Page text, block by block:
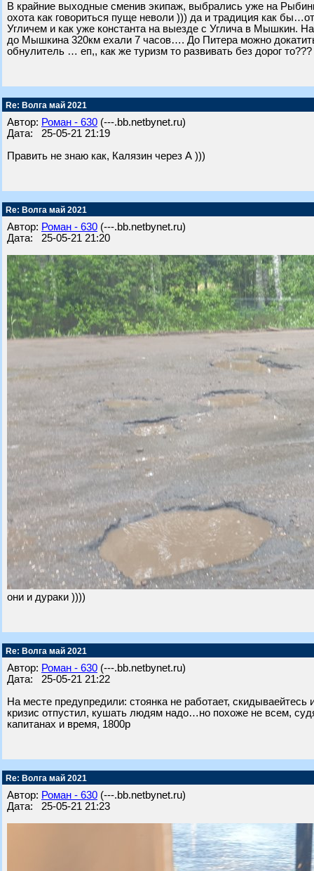
В крайние выходные сменив экипаж, выбрались уже на
охота как говориться пуще неволи ))) да и традиция как
Угличем и как уже константа на выезде с Углича в Мышкин.
до Мышкина 320км ехали 7 часов…. До Питера можно
обнулитель … еп,, как же туризм то развивать без дорог
Re: Волга май 2021
Автор: Роман - 630 (---.bb.netbynet.ru)
Дата: 25-05-21 21:19
Править не знаю как, Калязин через А )))
Re: Волга май 2021
Автор: Роман - 630 (---.bb.netbynet.ru)
Дата: 25-05-21 21:20
они и дураки ))))
Re: Волга май 2021
Автор: Роман - 630 (---.bb.netbynet.ru)
Дата: 25-05-21 21:22
На месте предупредили: стоянка не работает,
кризис отпустил, кушать людям надо…но похоже не всем,
капитанах и время, 1800р
Re: Волга май 2021
Автор: Роман - 630 (---.bb.netbynet.ru)
Дата: 25-05-21 21:23